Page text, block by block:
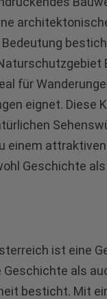
für
eignet. Diese
einem
Geschichte
ist eine
Geschichte als
besticht. Mit